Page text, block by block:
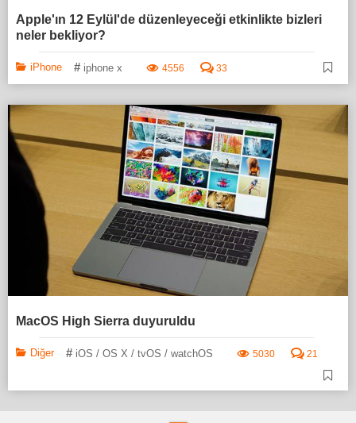
Apple'ın 12 Eylül'de düzenleyeceği etkinlikte bizleri
neler bekliyor?
iPhone # iphone x 4556 33
MacOS High Sierra duyuruldu
Diğer # iOS / OS X / tvOS / watchOS 5030 21